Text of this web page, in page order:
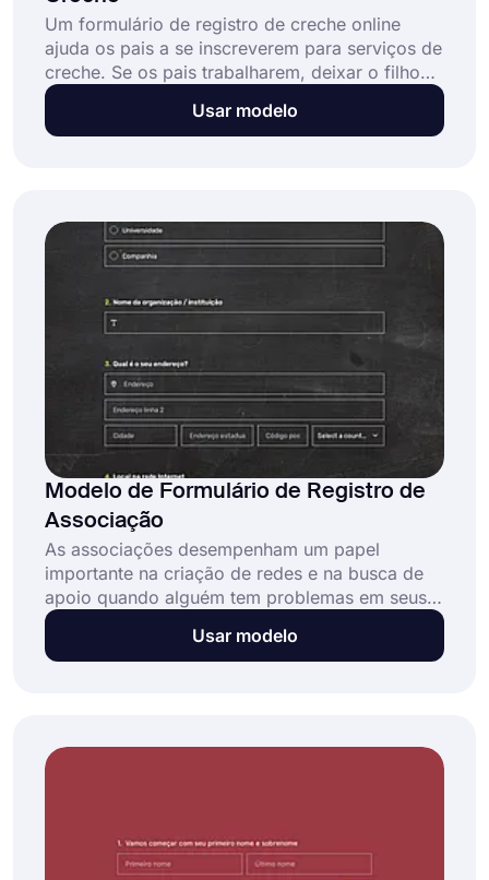
Um formulário de registro de creche online
ajuda os pais a se inscreverem para serviços de
creche. Se os pais trabalharem, deixar o filho
na creche está sempre entre as melhores
opções. Crie seu formulário escolhendo o
Usar modelo
Modelo de Formulário de Registro de
Associação
As associações desempenham um papel
importante na criação de redes e na busca de
apoio quando alguém tem problemas em seus
negócios. Portanto, os empresários certamente
irão se interessar pela sua associação e desejar
coletar as informações necessárias facilmente!
Usar modelo